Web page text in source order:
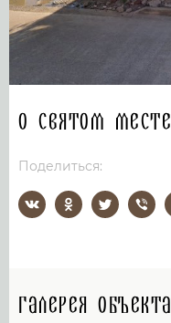
О святом месте
Поделиться:
Галерея объекта